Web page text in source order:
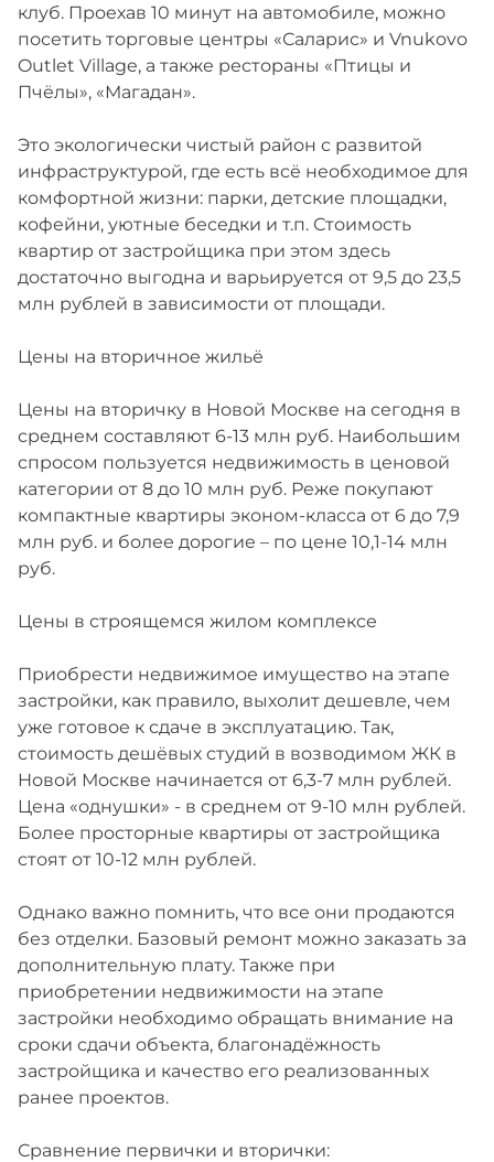
клуб. Проехав 10 минут на автомобиле, можно
посетить торговые центры «Саларис» и Vnukovo
Outlet Village, а также рестораны «Птицы и
Пчёлы», «Магадан».
Это экологически чистый район с развитой
инфраструктурой, где есть всё необходимое для
комфортной жизни: парки, детские площадки,
кофейни, уютные беседки и т.п. Стоимость
квартир от застройщика при этом здесь
достаточно выгодна и варьируется от 9,5 до 23,5
млн рублей в зависимости от площади.
Цены на вторичное жильё
Цены на вторичку в Новой Москве на сегодня в
среднем составляют 6-13 млн руб. Наибольшим
спросом пользуется недвижимость в ценовой
категории от 8 до 10 млн руб. Реже покупают
компактные квартиры эконом-класса от 6 до 7,9
млн руб. и более дорогие – по цене 10,1-14 млн
руб.
Цены в строящемся жилом комплексе
Приобрести недвижимое имущество на этапе
застройки, как правило, выхолит дешевле, чем
уже готовое к сдаче в эксплуатацию. Так,
стоимость дешёвых студий в возводимом ЖК в
Новой Москве начинается от 6,3-7 млн рублей.
Цена «однушки» - в среднем от 9-10 млн рублей.
Более просторные квартиры от застройщика
стоят от 10-12 млн рублей.
Однако важно помнить, что все они продаются
без отделки. Базовый ремонт можно заказать за
дополнительную плату. Также при
приобретении недвижимости на этапе
застройки необходимо обращать внимание на
сроки сдачи объекта, благонадёжность
застройщика и качество его реализованных
ранее проектов.
Сравнение первички и вторички: